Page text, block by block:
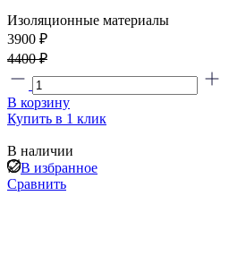
Изоляционные материалы
3900 ₽
4400 ₽
В корзину
Купить в 1 клик
В наличии
В избранное
Сравнить